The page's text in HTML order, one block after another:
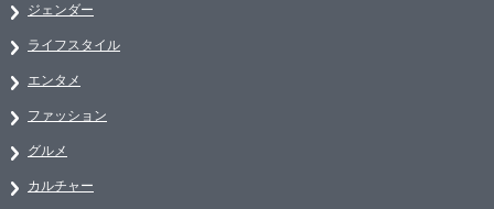
ジェンダー
ライフスタイル
エンタメ
ファッション
グルメ
カルチャー